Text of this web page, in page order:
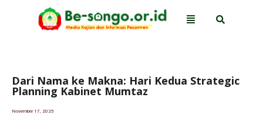
Dari Nama ke Makna: Hari Kedua Strategic
Planning Kabinet Mumtaz
November 17, 2025